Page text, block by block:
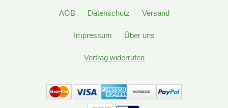
AGB Datenschutz Versand
Impressum Über uns
Vertrag widerrufen